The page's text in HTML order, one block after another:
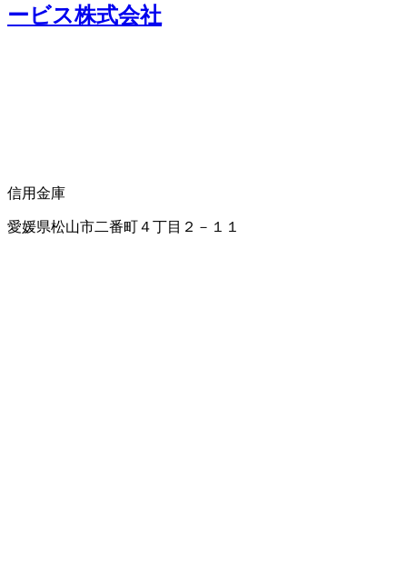
ービス株式会社
信用金庫
愛媛県松山市二番町４丁目２－１１